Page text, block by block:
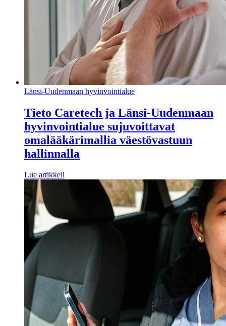
Länsi-Uudenmaan hyvinvointialue
Tieto Caretech ja Länsi-Uudenmaan
hyvinvointialue sujuvoittavat
omalääkärimallia väestövastuun
hallinnalla
Lue artikkeli